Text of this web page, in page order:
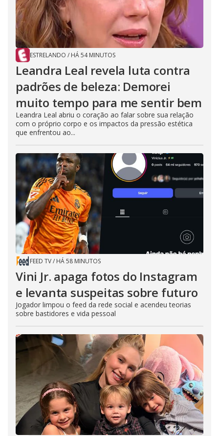
ESTRELANDO / HÁ 54 MINUTOS
Leandra Leal revela luta contra
padrões de beleza: Demorei
muito tempo para me sentir bem
Leandra Leal abriu o coração ao falar sobre sua relação
com o próprio corpo e os impactos da pressão estética
que enfrentou ao...
FEED TV/ HÁ 58 MINUTOS
Vini Jr. apaga fotos do Instagram
e levanta suspeitas sobre futuro
Jogador limpou o feed da rede social e acendeu teorias
sobre bastidores e vida pessoal